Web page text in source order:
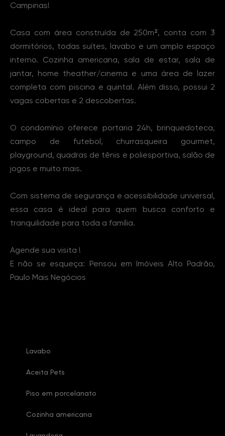
Campinas!
Casa com área construída de 250m², conta com 3
dormitórios, todas suítes, lavabo e um amplo espaço
interno. Cozinha americana, sala de estar, sala de
jantar, home theather/cinema e uma área de lazer
completa com piscina e quintal. Além disso, possui 2
vagas cobertas e 2 descobertas.
O condomínio oferece portaria 24h, brinquedoteca,
campo de futebol, churrasqueira gourmet,
playground, quadras de tênis e poliesportiva, salão de
jogos e muito mais.
Com sistema de segurança e acessibilidade universal,
essa casa é ideal para quem busca conforto e
tranquilidade para toda a família.
Agende sua visita !
E não se esqueça: Pensou em Imóveis Alto Padrão,
Paulo Mais Negócios
Lavabo
Aceita Pets
Piso em porcelanato
Cozinha americana